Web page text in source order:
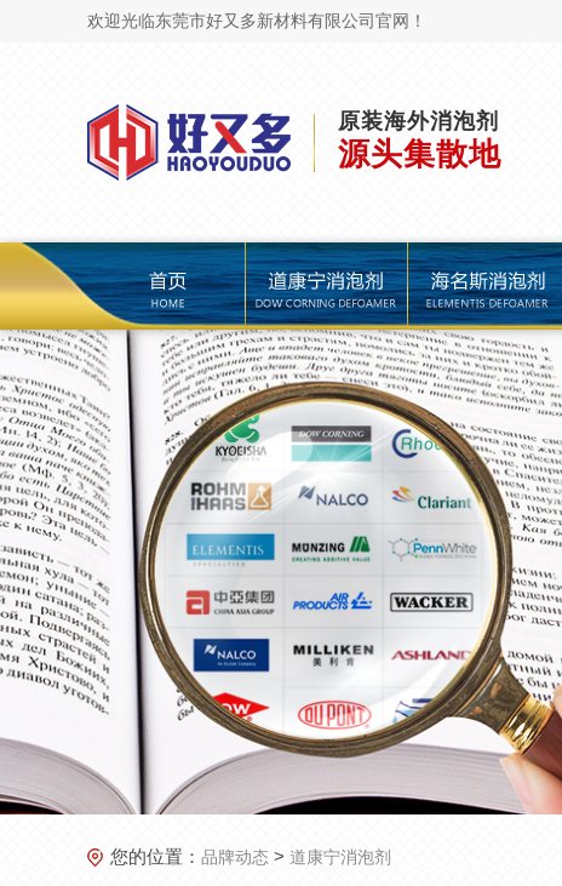
欢迎光临东莞市好又多新材料有限公司官网！
原装海外消泡剂
源头集散地
道康宁消泡剂 海名斯消泡剂 陶氏消泡剂
您的位置： 品牌动态 > 道康宁消泡剂